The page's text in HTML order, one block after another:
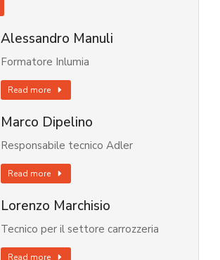
Alessandro Manuli
Formatore Inlumia
Read more
Marco Dipelino
Responsabile tecnico Adler
Read more
Lorenzo Marchisio
Tecnico per il settore carrozzeria
Read more